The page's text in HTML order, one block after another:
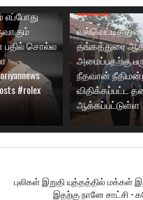
எப்போது
பதில் சொல்ல
#rolex
இலங்கை
தங்கத்துரை
அமைப்பதற்கு
நீதவான்
விதிக்கப்பட்ட
ஆக்கப்பட்டுள்ள
புலிகள் இறுதி யுத்தத்தில் மக்கள்
இதற்கு நானே சாட்சி -